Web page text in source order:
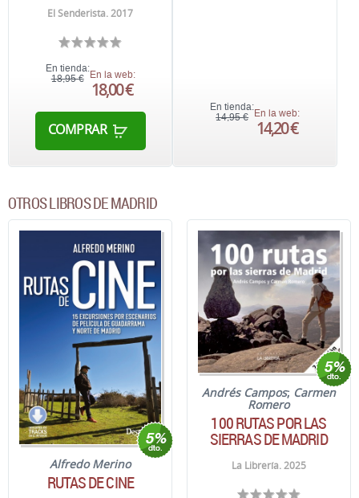
El Senderista. 2017
En tienda:
18,95 € En la web:
18,00 €
COMPRAR
En tienda:
14,95 € En la web:
14,20 €
OTROS LIBROS DE MADRID
Alfredo Merino
RUTAS DE CINE
Andrés Campos; Carmen
Romero
100 RUTAS POR LAS
SIERRAS DE MADRID
La Librería. 2025